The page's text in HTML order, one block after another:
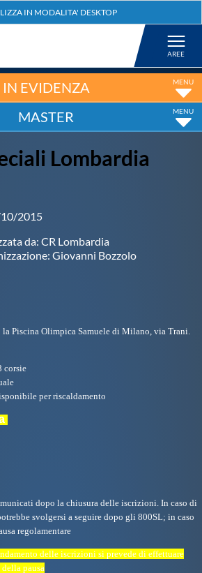
IN EVIDENZA
MASTER
Lombardia
10/2015
da: CR Lombardia
Giovanni Bozzolo
la Piscina Olimpica Samuele di Milano, via Trani.
corsie
per riscaldamento
dopo la chiusura delle iscrizioni. In caso di
svolgersi a seguire dopo gli 800SL; in caso
regolamentare
delle iscrizioni si prevede di effettuare
pausa